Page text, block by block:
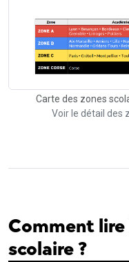
Carte des zones
Voir le détail des
Comment
scolaire ?